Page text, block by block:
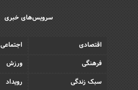
سرویس‌های خبری
اقتصادی
اجتماعی
فرهنگی
ورزش
سبک زندگی
رویداد